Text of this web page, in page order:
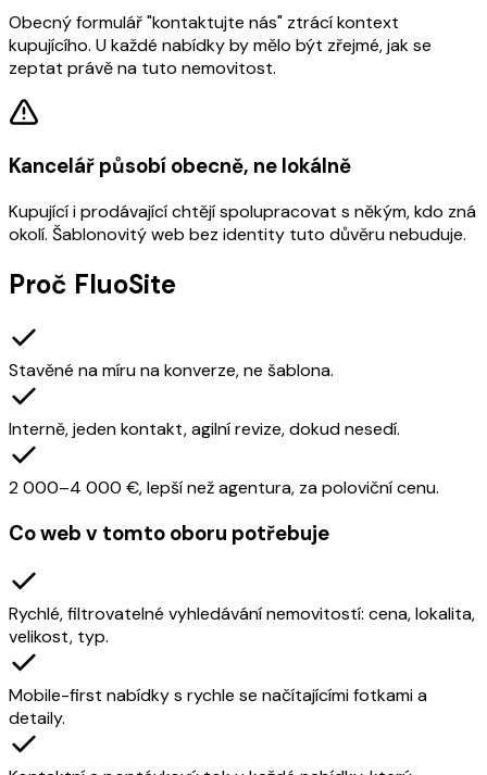
Obecný formulář "kontaktujte nás" ztrácí kontext
kupujícího. U každé nabídky by mělo být zřejmé, jak se
zeptat právě na tuto nemovitost.
Kancelář působí obecně, ne lokálně
Kupující i prodávající chtějí spolupracovat s někým, kdo zná
okolí. Šablonovitý web bez identity tuto důvěru nebuduje.
Proč FluoSite
Stavěné na míru na konverze, ne šablona.
Interně, jeden kontakt, agilní revize, dokud nesedí.
2 000–4 000 €, lepší než agentura, za poloviční cenu.
Co web v tomto oboru potřebuje
Rychlé, filtrovatelné vyhledávání nemovitostí: cena, lokalita,
velikost, typ.
Mobile-first nabídky s rychle se načítajícími fotkami a
detaily.